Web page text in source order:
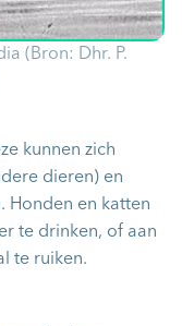
(Bron: Dhr. P.
kunnen zich
dieren) en
Honden en katten
te drinken, of aan
te ruiken.